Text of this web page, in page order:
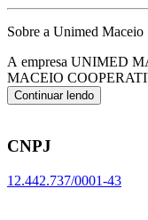
Sobre a Unimed Maceio
A empresa UNIMED
MACEIO
com o CNPJ
Maceio/AL.Seu foco
Continuar lendo
CNPJ
12.442.737/0001-43